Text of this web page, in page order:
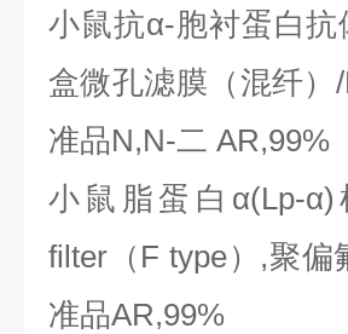
小鼠抗α-胞衬蛋白抗
盒微孔滤膜（混纤
准品N,N-二 AR,99%
小鼠脂蛋白 α(Lp-
filter（F type）,聚
准品AR,99%